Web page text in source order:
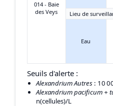
014 - Baie
des Veys
Lieu de
Eau
Seuils d'alerte :
Alexandrium Autres : 10
Alexandrium pacificum +
n(cellules)/L